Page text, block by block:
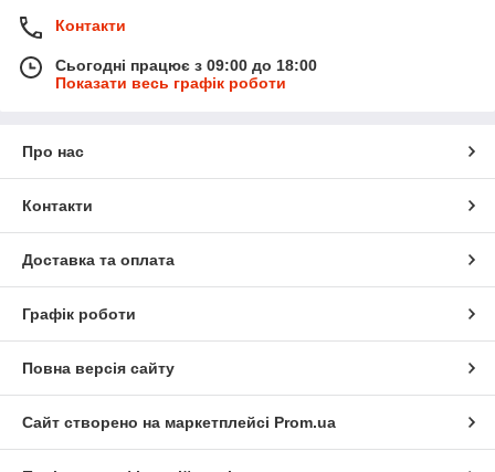
Контакти
Сьогодні працює з 09:00 до 18:00
Показати весь графік роботи
Про нас
Контакти
Доставка та оплата
Графік роботи
Повна версія сайту
Сайт створено на маркетплейсі Prom.ua